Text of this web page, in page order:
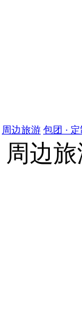
周边旅游 包团 ·
周边